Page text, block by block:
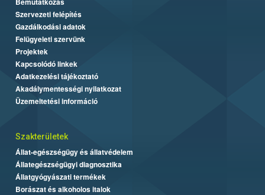
Szervezeti felépítés
Gazdálkodási adatok
Felügyeleti szervünk
Projektek
Kapcsolódó linkek
Adatkezelési tájékoztató
Akadálymentességi nyilatkozat
Üzemeltetési információ
Szakterületek
Állat-egészségügy és állatvédelem
Állategészségügyi diagnosztika
Állatgyógyászati termékek
Borászat és alkoholos italok